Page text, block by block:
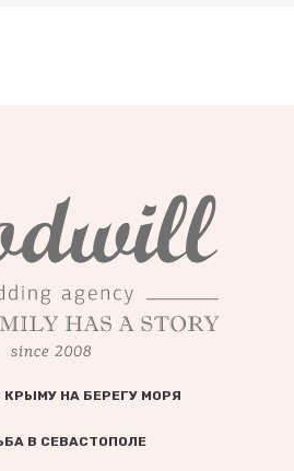
НА БЕРЕГУ МОРЯ
В СЕВАСТОПОЛЕ